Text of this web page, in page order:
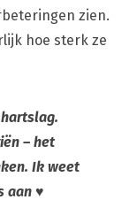
zien.
hoe sterk ze
– het
Ik weet
aan ♥